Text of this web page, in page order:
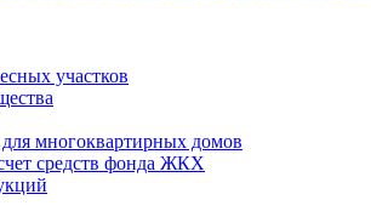
участков
многоквартирных домов
средств фонда ЖКХ